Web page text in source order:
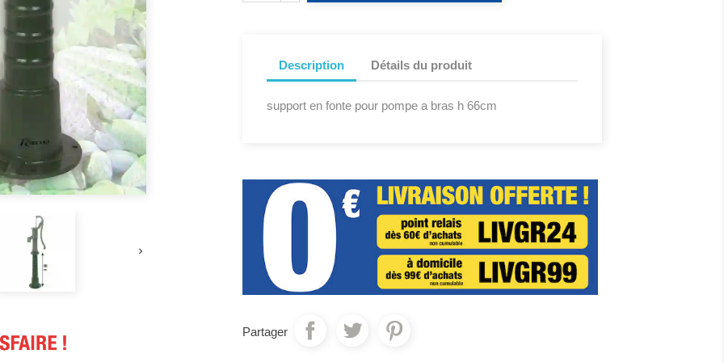

Description Détails du produit
support en fonte pour pompe a bras h 66cm
Partager